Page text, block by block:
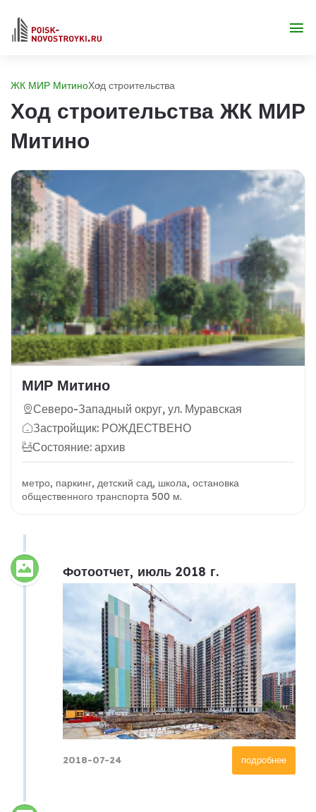
ЖК МИР МитиноХод строительства
Ход строительства ЖК МИР
Митино
МИР Митино
Северо-Западный округ, ул. Муравская
Застройщик: РОЖДЕСТВЕНО
Состояние: архив
метро, паркинг, детский сад, школа, остановка
общественного транспорта 500 м.
Фотоотчет, июль 2018 г.
подробнее
2018-07-24